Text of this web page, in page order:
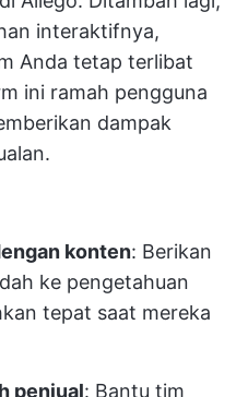
interaktifnya,
Anda tetap terlibat
ini ramah pengguna
dampak
konten: Berikan
ke pengetahuan
tepat saat mereka
penjual: Bantu tim